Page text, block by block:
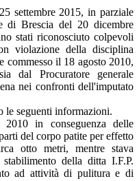
settembre 2015, in parziale
di Brescia del 20 dicembre
stati riconosciuto colpevoli
violazione della disciplina
commesso il 18 agosto 2010,
dal Procuratore generale
nei confronti dell'imputato
le seguenti informazioni.
in conseguenza delle
del corpo patite per effetto
otto metri, mentre stava
della ditta I.F.P.
ad attività di pulitura e di